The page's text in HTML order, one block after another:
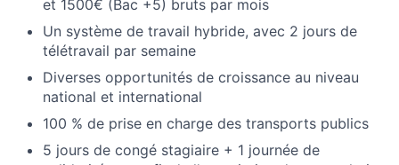
et 1500€ (Bac +5) bruts par mois
Un système de travail hybride, avec 2 jours de
télétravail par semaine
Diverses opportunités de croissance au niveau
national et international
100 % de prise en charge des transports publics
5 jours de congé stagiaire + 1 journée de